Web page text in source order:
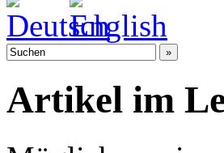
Artikel im